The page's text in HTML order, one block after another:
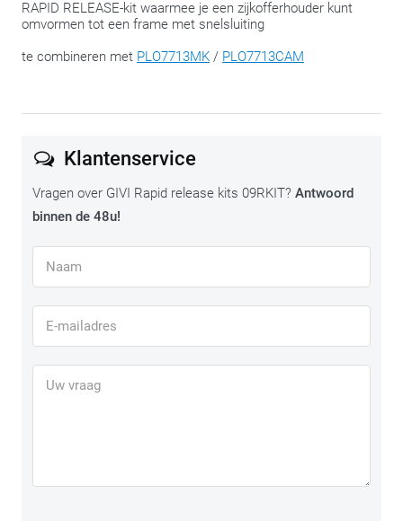
RAPID RELEASE-kit waarmee je een zijkofferhouder kunt
omvormen tot een frame met snelsluiting
te combineren met PLO7713MK / PLO7713CAM
Klantenservice
Vragen over GIVI Rapid release kits 09RKIT? Antwoord
binnen de 48u!